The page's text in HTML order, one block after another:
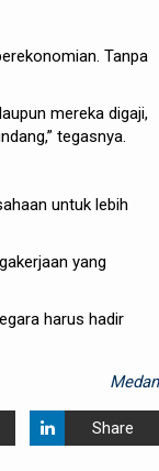
Tanpa
mereka digaji,
tegasnya.
untuk lebih
yang
harus hadir
Medan
Share